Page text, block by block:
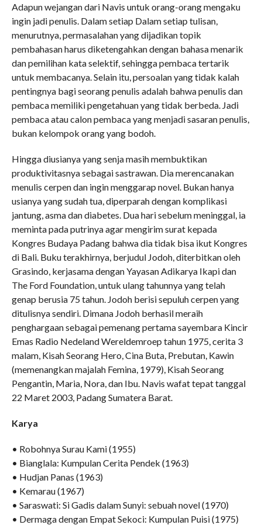
Adapun wejangan dari Navis untuk orang-orang mengaku
ingin jadi penulis. Dalam setiap Dalam setiap tulisan,
menurutnya, permasalahan yang dijadikan topik
pembahasan harus diketengahkan dengan bahasa menarik
dan pemilihan kata selektif, sehingga pembaca tertarik
untuk membacanya. Selain itu, persoalan yang tidak kalah
pentingnya bagi seorang penulis adalah bahwa penulis dan
pembaca memiliki pengetahuan yang tidak berbeda. Jadi
pembaca atau calon pembaca yang menjadi sasaran penulis,
bukan kelompok orang yang bodoh.
Hingga diusianya yang senja masih membuktikan
produktivitasnya sebagai sastrawan. Dia merencanakan
menulis cerpen dan ingin menggarap novel. Bukan hanya
usianya yang sudah tua, diperparah dengan komplikasi
jantung, asma dan diabetes. Dua hari sebelum meninggal, ia
meminta pada putrinya agar mengirim surat kepada
Kongres Budaya Padang bahwa dia tidak bisa ikut Kongres
di Bali. Buku terakhirnya, berjudul Jodoh, diterbitkan oleh
Grasindo, kerjasama dengan Yayasan Adikarya Ikapi dan
The Ford Foundation, untuk ulang tahunnya yang telah
genap berusia 75 tahun. Jodoh berisi sepuluh cerpen yang
ditulisnya sendiri. Dimana Jodoh berhasil meraih
penghargaan sebagai pemenang pertama sayembara Kincir
Emas Radio Nedeland Wereldemroep tahun 1975, cerita 3
malam, Kisah Seorang Hero, Cina Buta, Prebutan, Kawin
(memenangkan majalah Femina, 1979), Kisah Seorang
Pengantin, Maria, Nora, dan Ibu. Navis wafat tepat tanggal
22 Maret 2003, Padang Sumatera Barat.
Karya
• Robohnya Surau Kami (1955)
• Bianglala: Kumpulan Cerita Pendek (1963)
• Hudjan Panas (1963)
• Kemarau (1967)
• Saraswati: Si Gadis dalam Sunyi: sebuah novel (1970)
• Dermaga dengan Empat Sekoci: Kumpulan Puisi (1975)